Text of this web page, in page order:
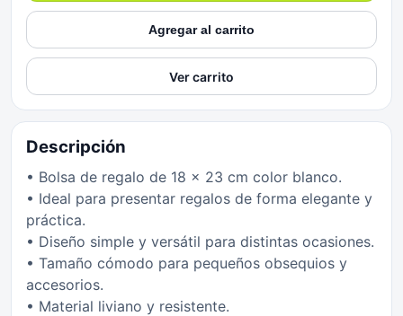
Agregar al carrito
Ver carrito
Descripción
• Bolsa de regalo de 18 x 23 cm color blanco.
• Ideal para presentar regalos de forma elegante y
práctica.
• Diseño simple y versátil para distintas ocasiones.
• Tamaño cómodo para pequeños obsequios y
accesorios.
• Material liviano y resistente.